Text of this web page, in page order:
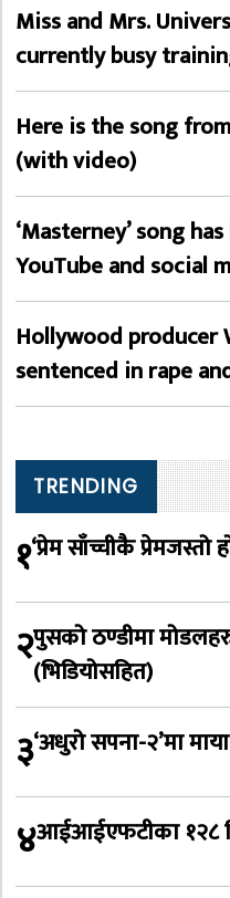
Miss and Mrs.
currently busy
Here is the song
(with video)
‘Masterney’ song
YouTube and social
Hollywood producer
sentenced in rape
TRENDING
१‘प्रेम साँच्चीकै प्रेमजस्तो
२पुसको ठण्डीमा
(भिडियोसहित)
३‘अधुरो सपना-२’मा
४आईआईएफटीका १२८